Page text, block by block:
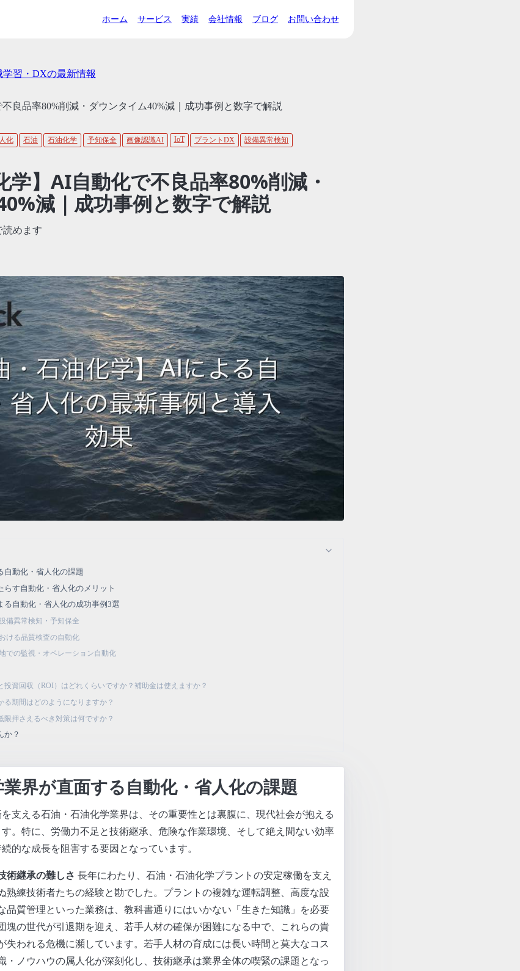
ホーム サービス 実績 会社情報 ブログ お問い合わせ
習・DXの最新情報
良品率80%削減・ダウンタイム40%減｜成功事例と数字で解説
化 石油 石油化学 予知保全 画像認識AI IoT プラントDX
設備異常検知
学】AI自動化で不良品率80%削減・
減｜成功事例と数字で解説
読めます
自動化・省人化の課題
す自動化・省人化のメリット
る自動化・省人化の成功事例3選
備異常検知・予知保全
ける品質検査の自動化
での監視・オペレーション自動化
投資回収（ROI）はどれくらいですか？補助金は使えますか？
る期間はどのようになりますか？
限押さえるべき対策は何ですか？
か？
界が直面する自動化・省人化の課題
支える石油・石油化学業界は、その重要性とは裏腹に、現代社会が抱える
。特に、労働力不足と技術継承、危険な作業環境、そして絶え間ない効率
的な成長を阻害する要因となっています。
術継承の難しさ 長年にわたり、石油・石油化学プラントの安定稼働を支え
熟練技術者たちの経験と勘でした。プラントの複雑な運転調整、高度な設
品質管理といった業務は、教科書通りにはいかない「生きた知識」を必要
塊の世代が引退期を迎え、若手人材の確保が困難になる中で、これらの貴
失われる危機に瀕しています。若手人材の育成には長い時間と莫大なコス
・ノウハウの属人化が深刻化し、技術継承は業界全体の喫緊の課題となっ